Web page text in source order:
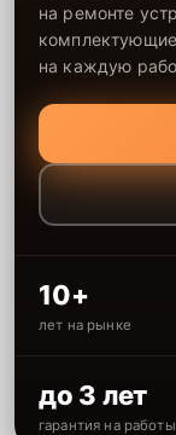
на ремонте
на каждую
10+
лет на рынке
до 3 лет
гарантия на работы